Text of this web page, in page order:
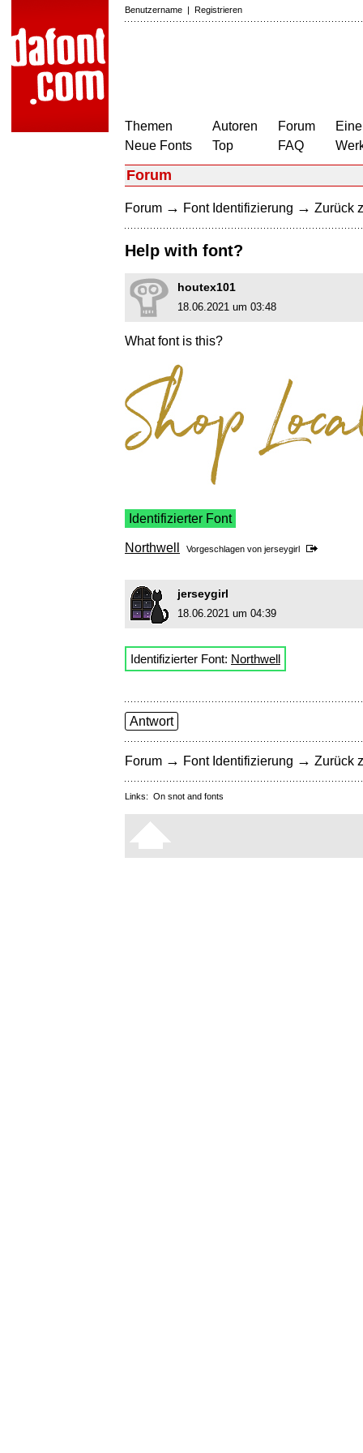
Benutzername | Registrieren
Themen
Neue Fonts
Autoren
Top
Forum
FAQ
Forum
Forum → Font Identifizierung → Zurück
Help with font?
houtex101
18.06.2021 um 03:48
What font is this?
Identifizierter Font
Northwell Vorgeschlagen von jerseygirl
jerseygirl
18.06.2021 um 04:39
Identifizierter Font: Northwell
Antwort
Forum → Font Identifizierung → Zurück
Links: On snot and fonts